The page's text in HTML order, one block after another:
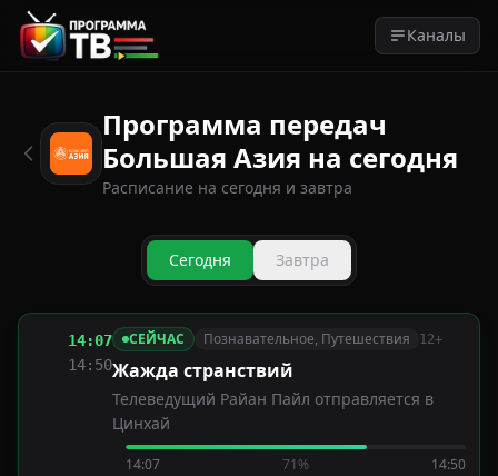
Каналы
Программа передач
Большая Азия на сегодня
Расписание на сегодня и завтра
Сегодня Завтра
14:07
14:50
СЕЙЧАС Познавательное, Путешествия 12+
Жажда странствий
Телеведущий Райан Пайл отправляется в
Цинхай
14:07 71% 14:50